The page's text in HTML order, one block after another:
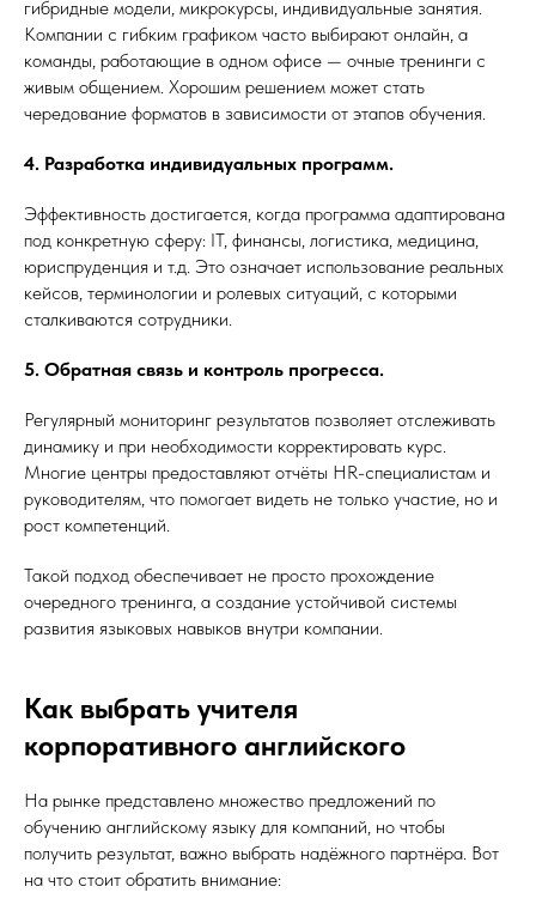
гибридные модели, микрокурсы, индивидуальные занятия.
Компании с гибким графиком часто выбирают онлайн, а
команды, работающие в одном офисе — очные тренинги с
живым общением. Хорошим решением может стать
чередование форматов в зависимости от этапов обучения.
4. Разработка индивидуальных программ.
Эффективность достигается, когда программа адаптирована
под конкретную сферу: IT, финансы, логистика, медицина,
юриспруденция и т.д. Это означает использование реальных
кейсов, терминологии и ролевых ситуаций, с которыми
сталкиваются сотрудники.
5. Обратная связь и контроль прогресса.
Регулярный мониторинг результатов позволяет отслеживать
динамику и при необходимости корректировать курс.
Многие центры предоставляют отчёты HR-специалистам и
руководителям, что помогает видеть не только участие, но и
рост компетенций.
Такой подход обеспечивает не просто прохождение
очередного тренинга, а создание устойчивой системы
развития языковых навыков внутри компании.
Как выбрать учителя
корпоративного английского
На рынке представлено множество предложений по
обучению английскому языку для компаний, но чтобы
получить результат, важно выбрать надёжного партнёра. Вот
на что стоит обратить внимание: